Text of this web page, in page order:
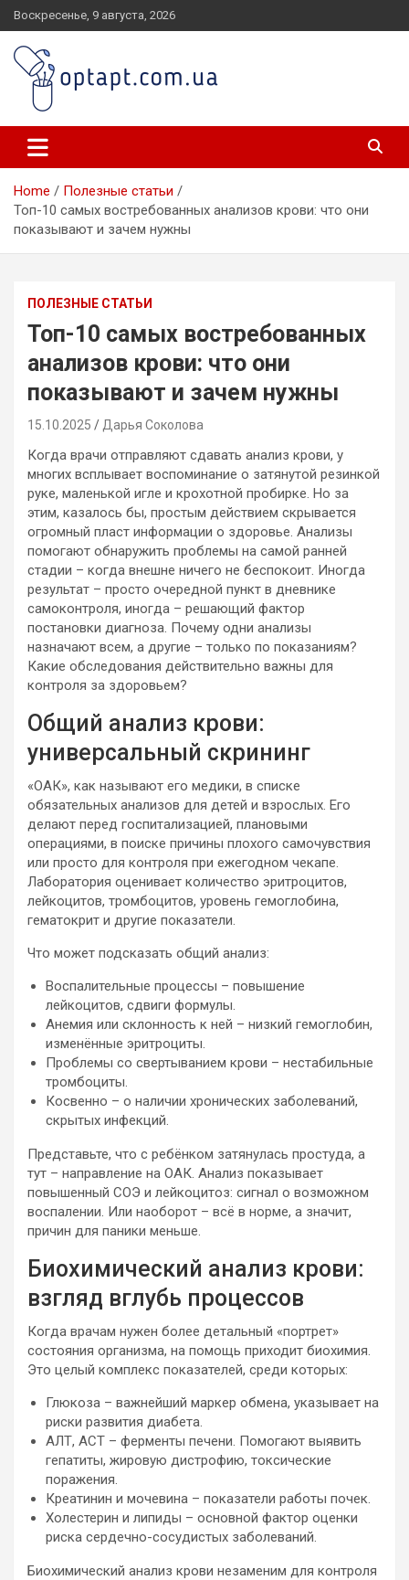
Skip
to
content
Воскресенье, 9 августа, 2026
optapt.com.ua
Home
Полезные статьи
Топ-10 самых востребованных анализов крови: что они
показывают и зачем нужны
ПОЛЕЗНЫЕ СТАТЬИ
Топ-10 самых востребованных
анализов крови: что они
показывают и зачем нужны
15.10.2025 Дарья Соколова
Когда врачи отправляют сдавать анализ крови, у
многих всплывает воспоминание о затянутой резинкой
руке, маленькой игле и крохотной пробирке. Но за
этим, казалось бы, простым действием скрывается
огромный пласт информации о здоровье. Анализы
помогают обнаружить проблемы на самой ранней
стадии – когда внешне ничего не беспокоит. Иногда
результат – просто очередной пункт в дневнике
самоконтроля, иногда – решающий фактор
постановки диагноза. Почему одни анализы
назначают всем, а другие – только по показаниям?
Какие обследования действительно важны для
контроля за здоровьем?
Общий анализ крови:
универсальный скрининг
«ОАК», как называют его медики, в списке
обязательных анализов для детей и взрослых. Его
делают перед госпитализацией, плановыми
операциями, в поиске причины плохого самочувствия
или просто для контроля при ежегодном чекапе.
Лаборатория оценивает количество эритроцитов,
лейкоцитов, тромбоцитов, уровень гемоглобина,
гематокрит и другие показатели.
Что может подсказать общий анализ:
Воспалительные процессы – повышение
лейкоцитов, сдвиги формулы.
Анемия или склонность к ней – низкий гемоглобин,
изменённые эритроциты.
Проблемы со свертыванием крови – нестабильные
тромбоциты.
Косвенно – о наличии хронических заболеваний,
скрытых инфекций.
Представьте, что с ребёнком затянулась простуда, а
тут – направление на ОАК. Анализ показывает
повышенный СОЭ и лейкоцитоз: сигнал о возможном
воспалении. Или наоборот – всё в норме, а значит,
причин для паники меньше.
Биохимический анализ крови:
взгляд вглубь процессов
Когда врачам нужен более детальный «портрет»
состояния организма, на помощь приходит биохимия.
Это целый комплекс показателей, среди которых:
Глюкоза – важнейший маркер обмена, указывает на
риски развития диабета.
АЛТ, АСТ – ферменты печени. Помогают выявить
гепатиты, жировую дистрофию, токсические
поражения.
Креатинин и мочевина – показатели работы почек.
Холестерин и липиды – основной фактор оценки
риска сердечно-сосудистых заболеваний.
Биохимический анализ крови незаменим для контроля